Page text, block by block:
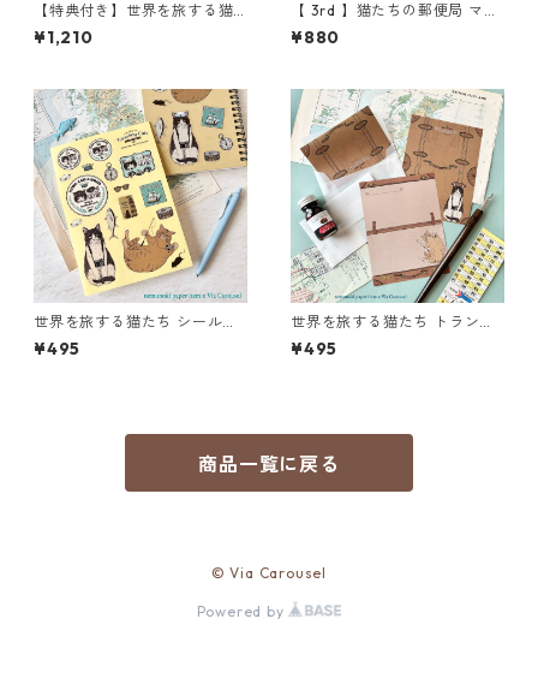
【特典付き】世界を旅する猫
たち 箔押しパスポート風ノー
トセット
¥1,210
【 3rd 】猫たちの郵便局 マス
キングテープ
¥880
世界を旅する猫たち シールシ
ート
¥495
世界を旅する猫たち トランク
ミニレターセット
¥495
商品一覧に戻る
© Via Carousel
Powered by